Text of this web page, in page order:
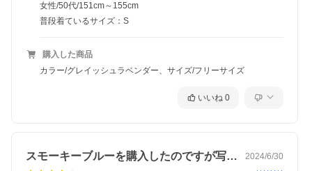
女性/50代/151cm～155cm
普段着ているサイズ：S
購入した商品
カラー/グレイッシュラベンダー、サイズ/フリーサイズ
いいね 0
スモーキーブルーを購入したのですが写真… 2024/6/30